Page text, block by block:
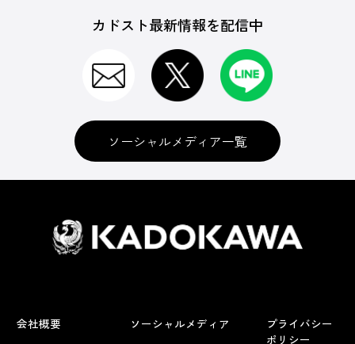
カドスト最新情報を配信中
ソーシャルメディア一覧
会社概要
ソーシャルメディア
プライバシー
ポリシー